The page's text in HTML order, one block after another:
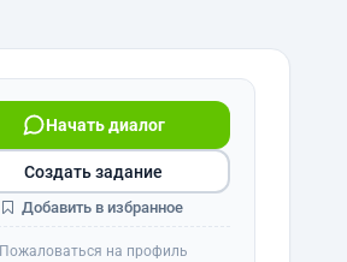
Начать диалог
Создать задание
Добавить в избранное
Пожаловаться на профиль